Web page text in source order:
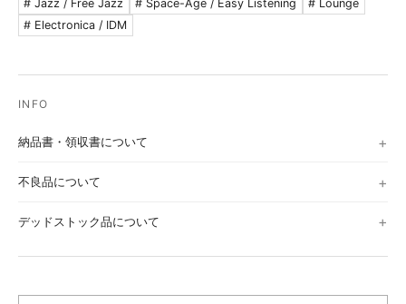
# Jazz / Free Jazz # Space-Age / Easy Listening
# Lounge
# Electronica / IDM
納品書・領収書について
不良品について
デッドストック品について